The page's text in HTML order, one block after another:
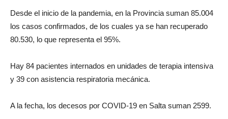
Desde el inicio de la pandemia, en la Provincia suman 85.004
los casos confirmados, de los cuales ya se han recuperado
80.530, lo que representa el 95%.
Hay 84 pacientes internados en unidades de terapia intensiva
y 39 con asistencia respiratoria mecánica.
A la fecha, los decesos por COVID-19 en Salta suman 2599.